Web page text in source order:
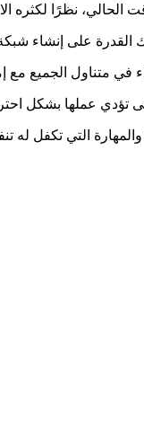
نظرًا لكثره
على إنشاء
في متناول الجميع
عملها بشكل
التي تكفل